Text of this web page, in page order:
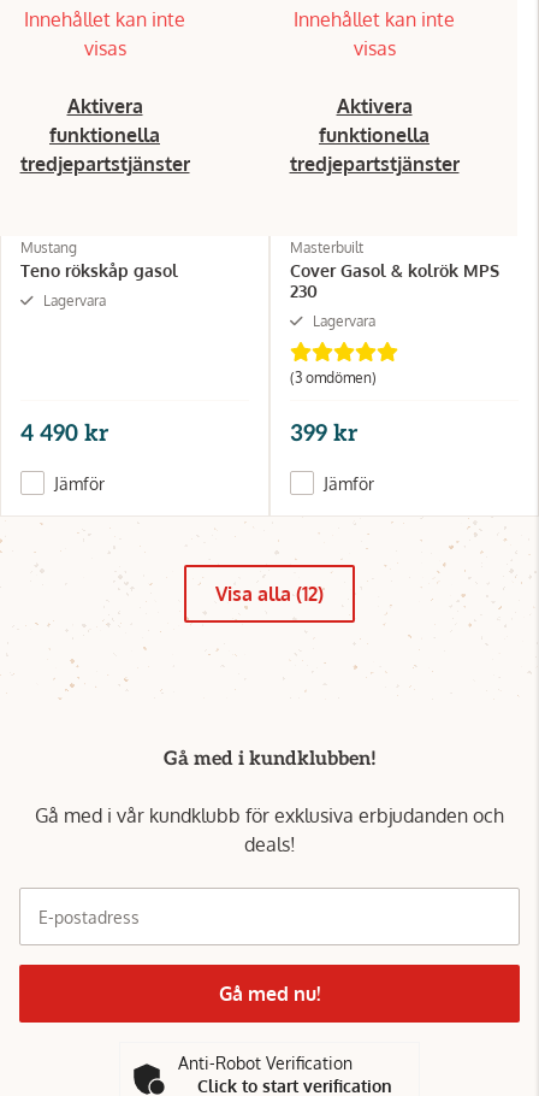
Innehållet kan inte
visas
Aktivera
funktionella
tredjepartstjänster
Mustang
Teno rökskåp gasol
Lagervara
4 490 kr
Jämför
Innehållet kan inte
visas
Aktivera
funktionella
tredjepartstjänster
Masterbuilt
Cover Gasol & kolrök MPS
230
Lagervara
(3 omdömen)
399 kr
Jämför
Visa alla (12)
Gå med i kundklubben!
Gå med i vår kundklubb för exklusiva erbjudanden och
deals!
E-postadress
Gå med nu!
Anti-Robot Verification
Click to start verification